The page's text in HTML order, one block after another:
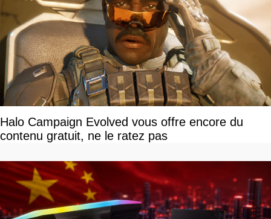
Halo Campaign Evolved vous offre encore du
contenu gratuit, ne le ratez pas